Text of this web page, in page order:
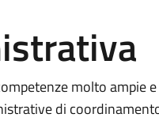
molto ampie
di